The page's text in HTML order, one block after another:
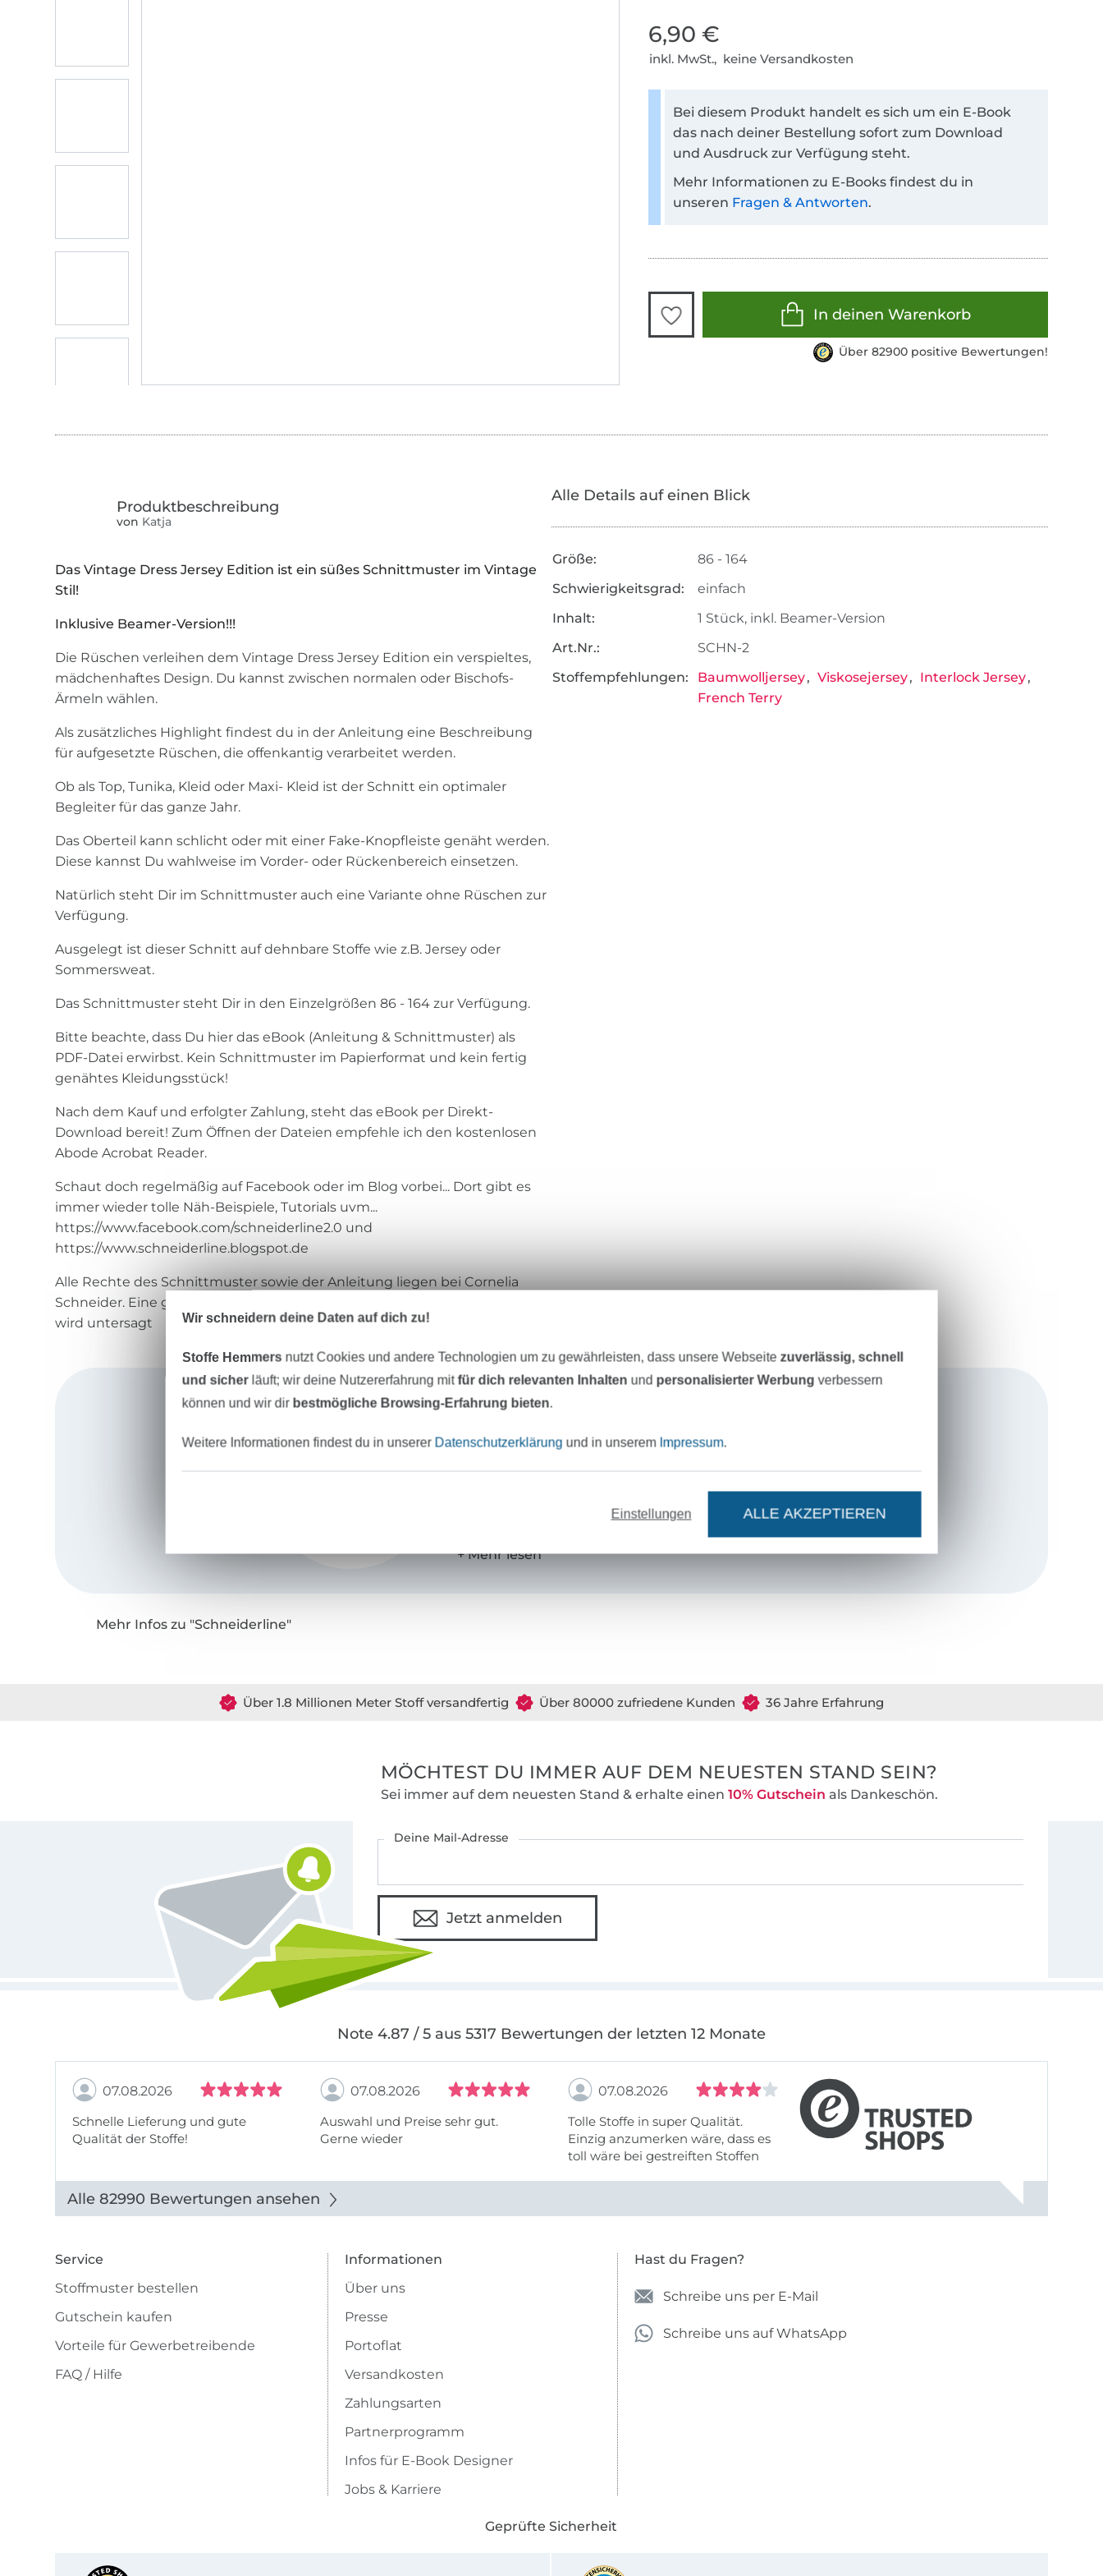
6,90 €
inkl. MwSt., keine Versandkosten
Bei diesem Produkt handelt es sich um ein E-Book
das nach deiner Bestellung sofort zum Download
und Ausdruck zur Verfügung steht.
Mehr Informationen zu E-Books findest du in
unseren Fragen & Antworten.
In deinen Warenkorb
Über 82900 positive Bewertungen!
von Katja
Das Vintage Dress Jersey Edition ist ein süßes Schnittmuster im Vintage
Stil!
Inklusive Beamer-Version!!!
Die Rüschen verleihen dem Vintage Dress Jersey Edition ein verspieltes,
mädchenhaftes Design. Du kannst zwischen normalen oder Bischofs-
Ärmeln wählen.
Als zusätzliches Highlight findest du in der Anleitung eine Beschreibung
für aufgesetzte Rüschen, die offenkantig verarbeitet werden.
Ob als Top, Tunika, Kleid oder Maxi- Kleid ist der Schnitt ein optimaler
Begleiter für das ganze Jahr.
Das Oberteil kann schlicht oder mit einer Fake-Knopfleiste genäht werden.
Diese kannst Du wahlweise im Vorder- oder Rückenbereich einsetzen.
Natürlich steht Dir im Schnittmuster auch eine Variante ohne Rüschen zur
Verfügung.
Ausgelegt ist dieser Schnitt auf dehnbare Stoffe wie z.B. Jersey oder
Sommersweat.
Das Schnittmuster steht Dir in den Einzelgrößen 86 - 164 zur Verfügung.
Bitte beachte, dass Du hier das eBook (Anleitung & Schnittmuster) als
PDF-Datei erwirbst. Kein Schnittmuster im Papierformat und kein fertig
genähtes Kleidungsstück!
Nach dem Kauf und erfolgter Zahlung, steht das eBook per Direkt-
Download bereit! Zum Öffnen der Dateien empfehle ich den kostenlosen
Abode Acrobat Reader.
Schaut doch regelmäßig auf Facebook oder im Blog vorbei... Dort gibt es
immer wieder tolle Näh-Beispiele, Tutorials uvm...
https://www.facebook.com/schneiderline2.0 und
https://www.schneiderline.blogspot.de
Alle Rechte des Schnittmuster sowie der Anleitung liegen bei Cornelia
Schneider. Eine gewerbliche sowie kommezielle Nutzung des Schnittes
wird untersagt
Alle Details auf einen Blick
Größe:
86 - 164
Schwierigkeitsgrad:
einfach
Inhalt:
1 Stück, inkl. Beamer-Version
Art.Nr.:
SCHN-2
Stoffempfehlungen:
Baumwolljersey Viskosejersey
Interlock Jersey
French Terry
Schneiderline
Schneiderlineist ein kleines, kreatives Label aus der Nähe
Als 3fache Mutter kenne ich die Bedürfnisse der Kinder
und vereine dies in meinen Schnittmustern. Neben
und Alltagstauglichkeit getestet wurden. Die
Schnittmuster enthalten meist verschiedenen Varianten,
Die Anleitungen sind sehr detailliert beschrieben und
ans Ziel gelangen.
ist nicht nur ein Hobby. Es ist eine Leidenschaft, die uns
alle verbindet.
Mehr Infos zu "Schneiderline"
Über 1.8 Millionen Meter Stoff versandfertig Über 80000 zufriedene Kunden 36 Jahre Erfahrung
MÖCHTEST DU IMMER AUF DEM NEUESTEN STAND SEIN?
Sei immer auf dem neuesten Stand & erhalte einen 10% Gutschein als Dankeschön.
Deine Mail-Adresse
Jetzt anmelden
Note 4.87 / 5 aus 5317 Bewertungen der letzten 12 Monate
07.08.2026
Schnelle Lieferung und gute
Qualität der Stoffe!
07.08.2026
Auswahl und Preise sehr gut.
Gerne wieder
07.08.2026
Tolle Stoffe in super Qualität.
Einzig anzumerken wäre, dass es
toll wäre bei gestreiften Stoffen
Alle 82990 Bewertungen ansehen
Service
Stoffmuster bestellen
Gutschein kaufen
Vorteile für Gewerbetreibende
FAQ / Hilfe
Informationen
Über uns
Presse
Portoflat
Versandkosten
Zahlungsarten
Partnerprogramm
Infos für E-Book Designer
Jobs & Karriere
Hast du Fragen?
Schreibe uns per E-Mail
Schreibe uns auf WhatsApp
Geprüfte Sicherheit
Wir schneidern deine Daten auf dich zu!
Stoffe Hemmers nutzt Cookies und andere Technologien um zu gewährleisten, dass unsere Webseite zuverlässig, schnell
und sicherläuft; wir deine Nutzererfahrung mitfür dich relevanten Inhalten und personalisierter Werbung verbessern
können und wir dir bestmögliche Browsing-Erfahrung bieten.
Weitere Informationen findest du in unserer Datenschutzerklärung und in unserem Impressum.
Einstellungen ALLE AKZEPTIEREN